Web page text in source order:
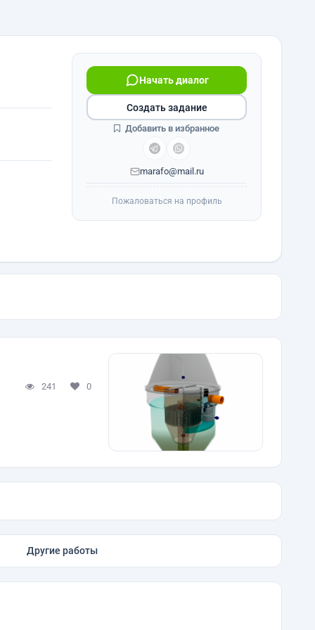
Начать диалог
marafo@mail.ru
Создать задание
Добавить в избранное
Пожаловаться на профиль
241 0
Другие работы